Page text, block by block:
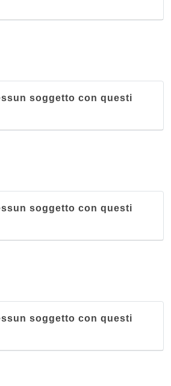
soggetto con questi
soggetto con questi
soggetto con questi